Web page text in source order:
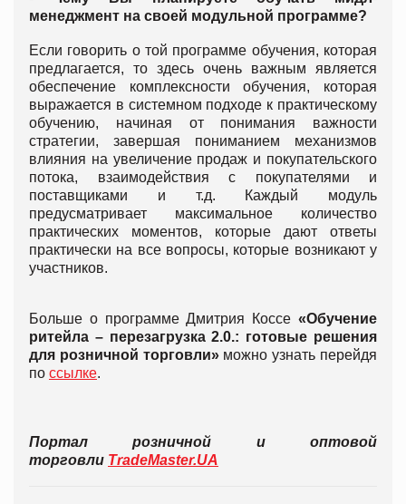
менеджмент на своей модульной программе?
Если говорить о той программе обучения, которая
предлагается, то здесь очень важным является
обеспечение комплексности обучения, которая
выражается в системном подходе к практическому
обучению, начиная от понимания важности
стратегии, завершая пониманием механизмов
влияния на увеличение продаж и покупательского
потока, взаимодействия с покупателями и
поставщиками и т.д. Каждый модуль
предусматривает максимальное количество
практических моментов, которые дают ответы
практически на все вопросы, которые возникают у
участников.
Больше о программе Дмитрия Коссе «Обучение
ритейла – перезагрузка 2.0.: готовые решения
для розничной торговли»можно узнать перейдя
по ссылке.
Портал розничной и оптовой
торговли TradeMaster.UA